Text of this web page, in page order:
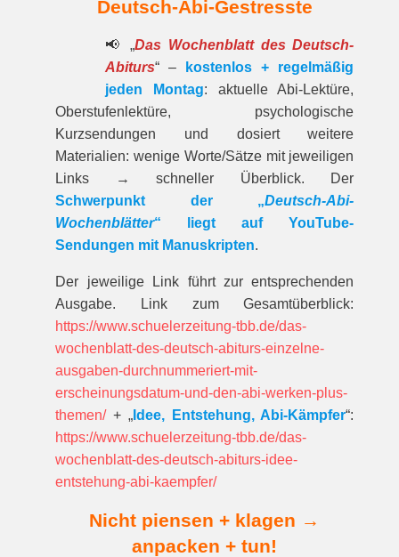
Deutsch-Abi-Gestresste
📢 „Das Wochenblatt des Deutsch-
Abiturs“ –
kostenlos + regelmäßig
jeden Montag: aktuelle Abi-Lektüre,
Oberstufenlektüre, psychologische
Kurzsendungen und dosiert weitere
Materialien: wenige Worte/Sätze mit jeweiligen
Links → schneller Überblick. Der
Schwerpunkt der „Deutsch-Abi-
Wochenblätter“ liegt auf YouTube-
Sendungen mit Manuskripten.
Der jeweilige Link führt zur entspre­chenden
Ausgabe. Link zum Gesamt­über­blick:
https://www.schuelerzeitung-tbb.de/das-
wochenblatt-des-deutsch-abiturs-einzelne-
ausgaben-durchnummeriert-mit-
erscheinungsdatum-und-den-abi-werken-plus-
themen/+ „Idee, Entstehung, Abi-Kämpfer“:
https://www.schuelerzeitung-tbb.de/das-
wochenblatt-des-deutsch-abiturs-idee-
entstehung-abi-kaempfer/
Nicht piensen + klagen →
anpacken + tun!